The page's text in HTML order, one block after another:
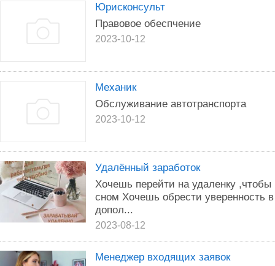
Юрисконсульт
Правовое обеспчение
2023-10-12
Механик
Обслуживание автотранспорта
2023-10-12
Удалённый заработок
Хочешь перейти на удаленку ,чтобы
сном Хочешь обрести уверенность
допол...
2023-08-12
Менеджер входящих заявок